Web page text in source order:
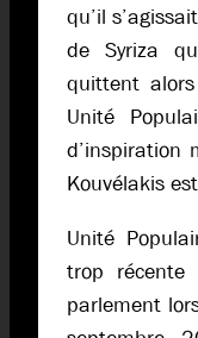
qu’il
de Syriza
quittent
Unité
d’inspiration
Kouvélakis
Unité
trop récente
parlement